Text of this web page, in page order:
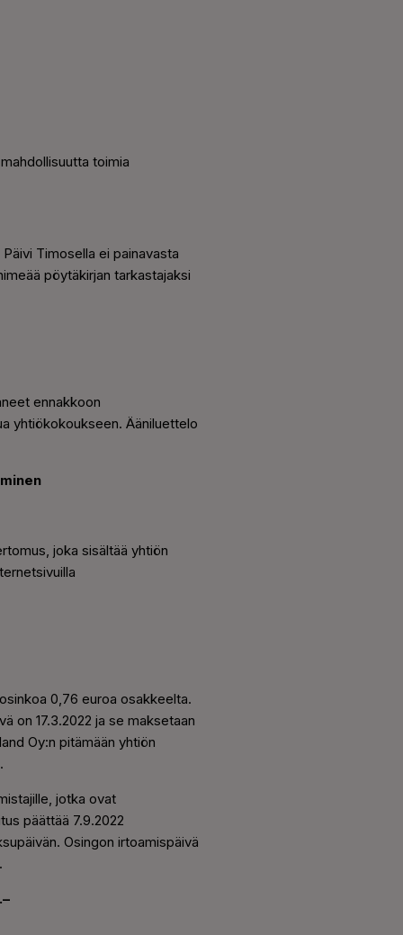
toimia
Timosella ei painavasta
pöytäkirjan tarkastajaksi
ennakkoon
yhtiökokoukseen. Ääniluettelo
joka sisältää yhtiön
0,76 euroa osakkeelta.
on 17.3.2022 ja se maksetaan
Oy:n pitämään yhtiön
jotka ovat
päättää 7.9.2022
Osingon irtoamispäivä